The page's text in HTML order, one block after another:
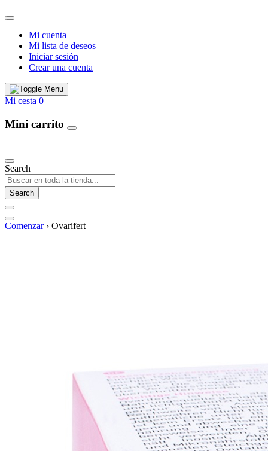
Mi cuenta
Mi lista de deseos
Iniciar sesión
Crear una cuenta
Mi cesta 0
Mini carrito
Search
Search
Comenzar › Ovarifert